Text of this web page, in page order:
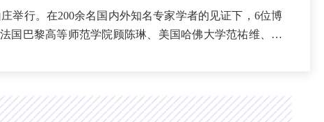
举行。在200余名国内外知名专家学者的见证下，6位博